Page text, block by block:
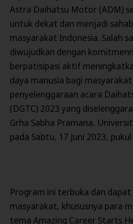
Astra Daihatsu Motor (ADM)
untuk dekat dan menjadi
masyarakat Indonesia. Salah
diwujudkan dengan
berpatisipasi aktif
daya manusia bagi
penyelenggaraan acara
(DGTC) 2023 yang
Grha Sabha Pramana,
pada Sabtu, 17 Juni 2023,
Program ini terbuka dan
masyarakat, khususnya para
tema Amazing Career Starts